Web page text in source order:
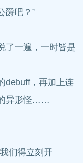
爵吧？”
了一遍，一时皆是
debuff，再加上连
异形怪……
们得立刻开